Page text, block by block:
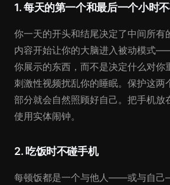
1. 每天的第一个和最后一个小时
你一天的开头和结尾决定了中间所有
内容开始让你的大脑进入被动模式
你展示的东西，而不是决定什么对你
刺激性视频扰乱你的睡眠。保护这两
部分就会自然照顾好自己。把手机放
使用实体闹钟。
2. 吃饭时不碰手机
每顿饭都是一个与他人——或与自